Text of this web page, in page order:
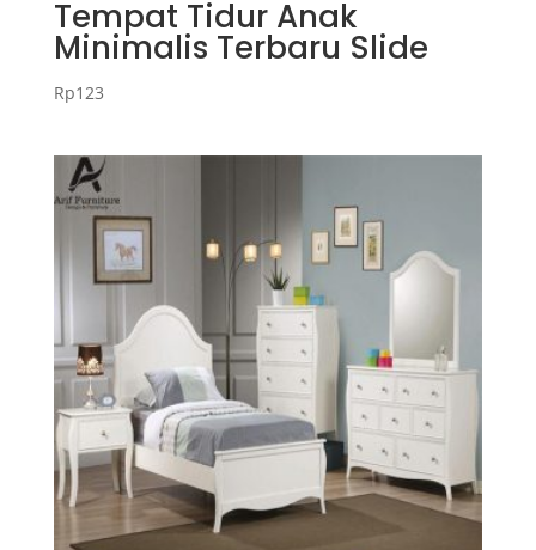
Tempat Tidur Anak
Minimalis Terbaru Slide
Rp123